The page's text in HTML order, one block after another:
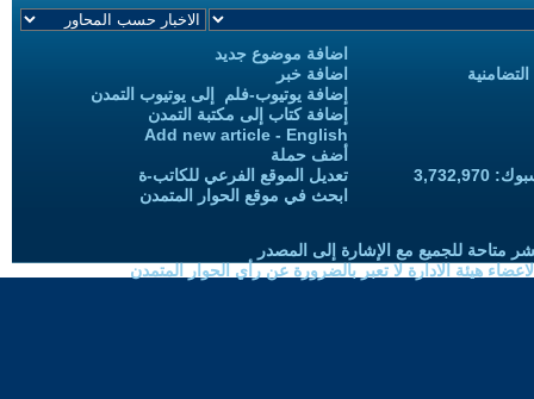
اضافة موضوع جديد
اضافة خبر
إضافة يوتيوب-فلم إلى يوتيوب التمدن
إضافة كتاب إلى مكتبة التمدن
Add new article - English
أضف حملة
تعديل الموقع الفرعي للكاتب-ة
ابحث في موقع الحوار المتمدن
متاحة للجميع مع الإشارة إلى المصدر
هيئة الادارة لا تعبر بالضرورة عن رأي الحوار المتمدن